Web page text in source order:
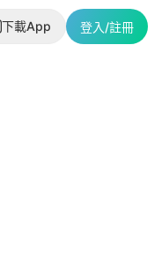
下載App 登入/註冊